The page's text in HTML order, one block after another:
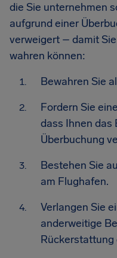
die Sie unternehmen
aufgrund einer
verweigert – damit
wahren können:
Bewahren Sie
Fordern Sie
dass Ihnen das
Überbuchung
Bestehen Sie
am Flughafen.
Verlangen Sie
anderweitige
Rückerstattung